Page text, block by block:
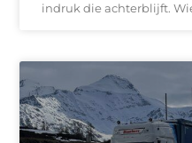
indruk die achterblijft.